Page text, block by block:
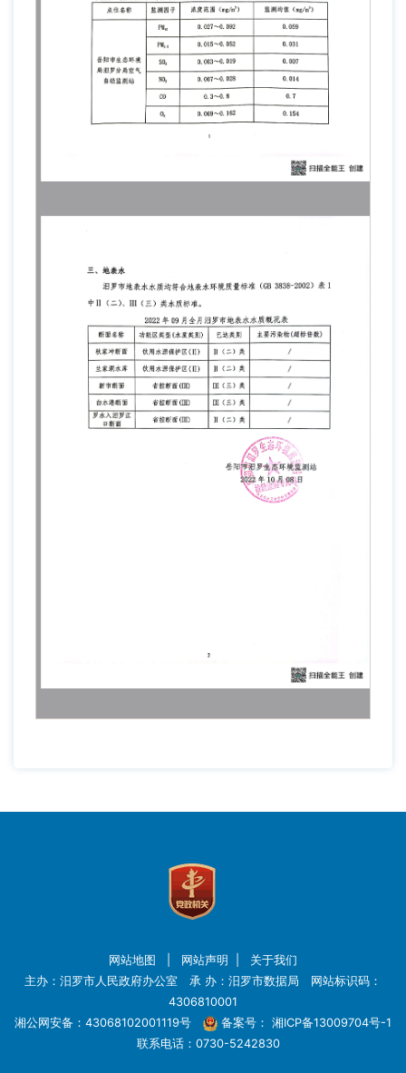
网站地图 网站声明
关于我们
主办：汨罗市人民政府办公室 承 办：汨罗市数据局 网站标识码：
4306810001
湘公网安备：43068102001119号
备案号： 湘ICP备13009704号-1
联系电话：0730-5242830